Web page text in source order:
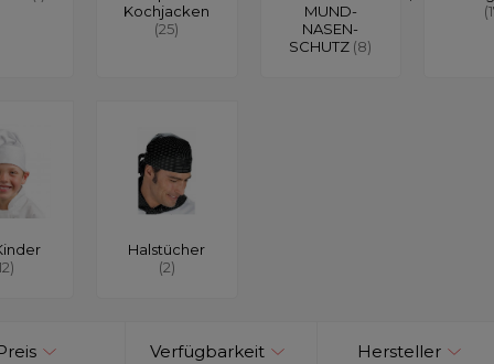
Kochjacken
(25)
MUND-
NASEN-
SCHUTZ (8)
Halstücher
(2)
Verfügbarkeit Hersteller